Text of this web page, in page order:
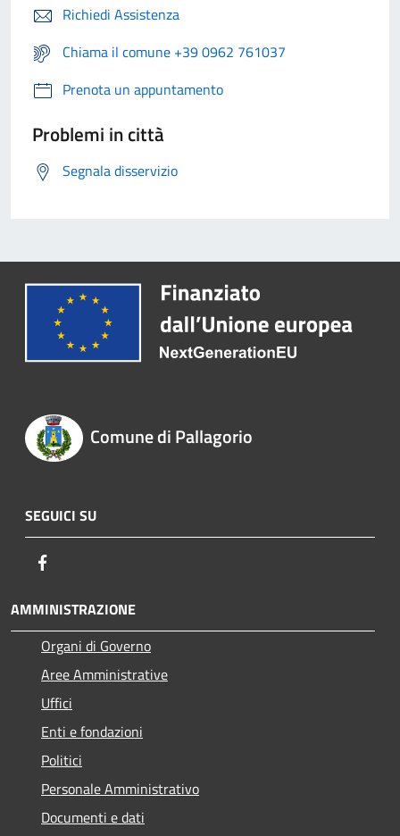
Richiedi Assistenza
Chiama il comune +39 0962 761037
Prenota un appuntamento
Problemi in città
Segnala disservizio
Comune di Pallagorio
SEGUICI SU
AMMINISTRAZIONE
Organi di Governo
Aree Amministrative
Uffici
Enti e fondazioni
Politici
Personale Amministrativo
Documenti e dati